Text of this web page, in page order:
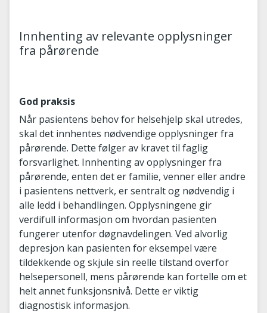
Innhenting av relevante opplysninger
fra pårørende
God praksis
Når pasientens behov for helsehjelp skal utredes,
skal det innhentes nødvendige opplysninger fra
pårørende. Dette følger av kravet til faglig
forsvarlighet. Innhenting av opplysninger fra
pårørende, enten det er familie, venner eller andre
i pasientens nettverk, er sentralt og nødvendig i
alle ledd i behandlingen. Opplysningene gir
verdifull informasjon om hvordan pasienten
fungerer utenfor døgnavdelingen. Ved alvorlig
depresjon kan pasienten for eksempel være
tildekkende og skjule sin reelle tilstand overfor
helsepersonell, mens pårørende kan fortelle om et
helt annet funksjonsnivå. Dette er viktig
diagnostisk informasjon.